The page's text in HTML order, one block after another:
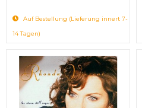
Auf Bestellung (Lieferung innert 7-
14 Tagen)